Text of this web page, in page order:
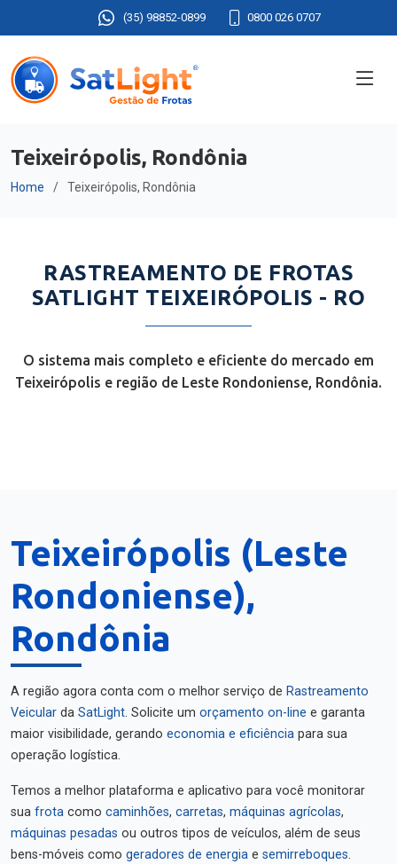
(35) 98852-0899 0800 026 0707
Teixeirópolis, Rondônia
Home Teixeirópolis, Rondônia
RASTREAMENTO DE FROTAS
SATLIGHT TEIXEIRÓPOLIS - RO
O sistema mais completo e eficiente do mercado em
Teixeirópolis e região de Leste Rondoniense, Rondônia.
Teixeirópolis (Leste
Rondoniense),
Rondônia
A região agora conta com o melhor serviço de Rastreamento
Veicular da SatLight. Solicite um orçamento on-line e garanta
maior visibilidade, gerando economia e eficiência para sua
operação logística.
Temos a melhor plataforma e aplicativo para você monitorar
sua frota como caminhões, carretas, máquinas agrícolas,
máquinas pesadas ou outros tipos de veículos, além de seus
bens-móveis como geradores de energia e semirreboques.